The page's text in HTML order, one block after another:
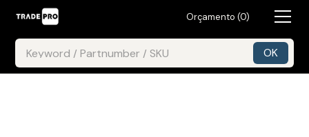
Orçamento (0)